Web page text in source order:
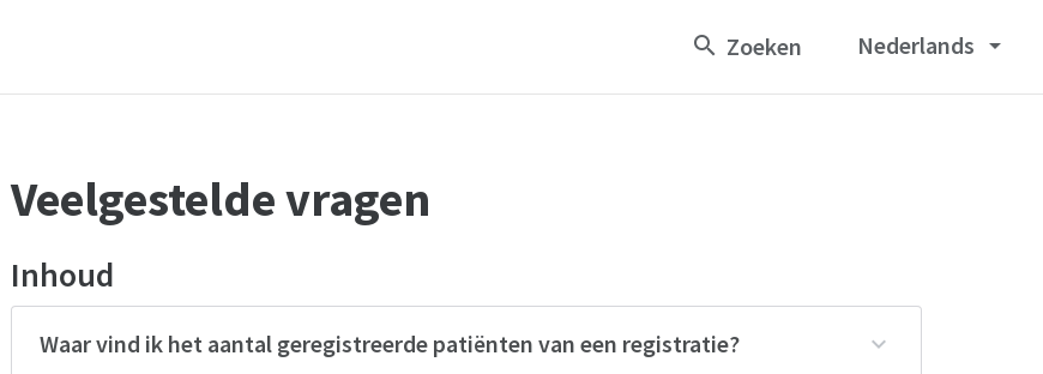
Nederlands arrow_drop_down
Veelgestelde vragen
Inhoud
Waar vind ik het aantal geregistreerde patiënten van een registratie?